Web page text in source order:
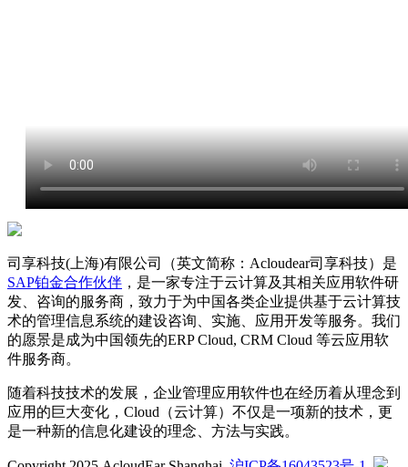
司享科技(上海)有限公司（英文简称：Acloudear司享科技）是
SAP铂金合作伙伴 ，是一家专注于云计算及其相关应用软件研
发、咨询的服务商，致力于为中国各类企业提供基于云计算技
术的管理信息系统的建设咨询、实施、应用开发等服务。我们
的愿景是成为中国领先的ERP Cloud, CRM Cloud 等云应用软
件服务商。
随着科技技术的发展，企业管理应用软件也在经历着从理念到
应用的巨大变化，Cloud（云计算）不仅是一项新的技术，更
是一种新的信息化建设的理念、方法与实践。